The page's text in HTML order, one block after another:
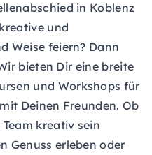
in Koblenz
und
Weise feiern? Dann
bieten Dir eine breite
und Workshops für
Deinen Freunden. Ob
kreativ sein
Genuss erleben oder